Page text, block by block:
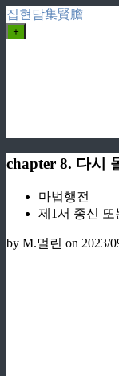
집현담集賢膽
+
chapter 8. 다시
마법행전
제1서 종신 또
by M.멀린 on 2023/